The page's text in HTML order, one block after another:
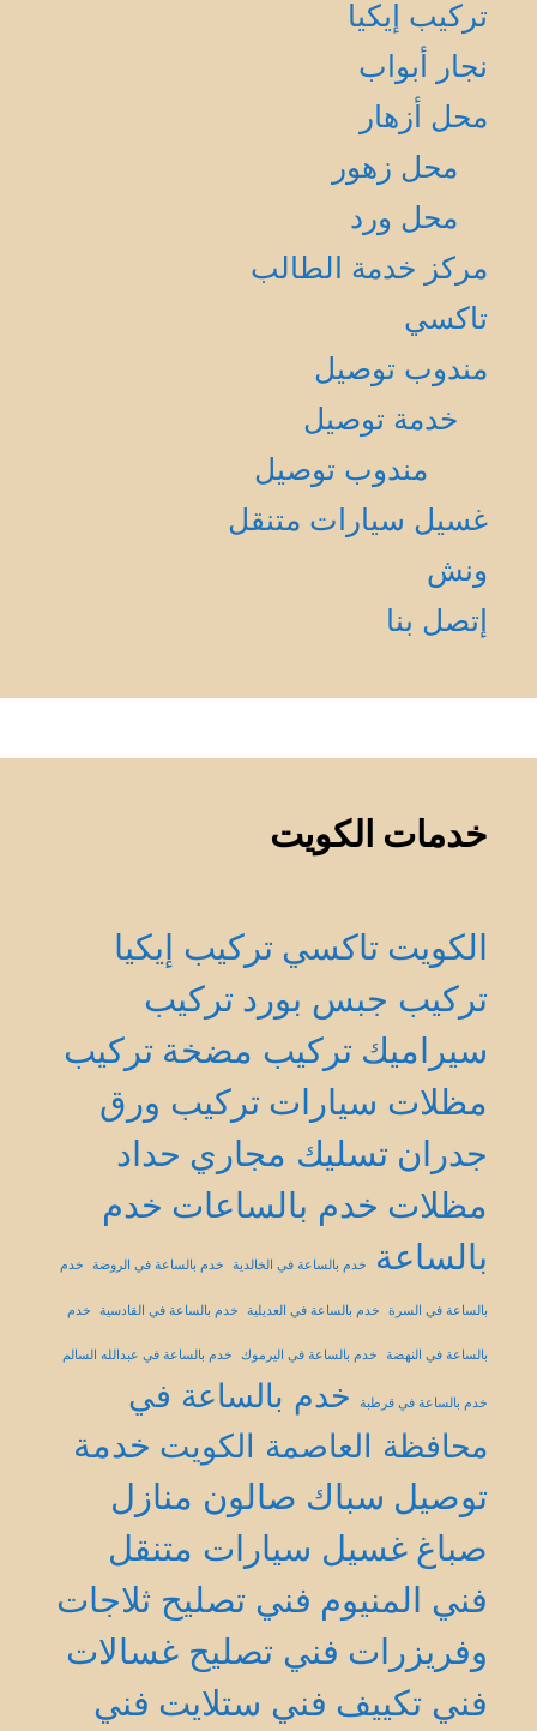
تركيب إيكيا
نجار أبواب
محل أزهار
محل زهور
محل ورد
مركز خدمة الطالب
تاكسي
مندوب توصيل
خدمة توصيل
مندوب توصيل
غسيل سيارات متنقل
ونش
إتصل بنا
خدمات الكويت
الكويت تاكسي تركيب إيكيا
تركيب جبس بورد تركيب
سيراميك تركيب مضخة تركيب
مظلات سيارات تركيب ورق
جدران تسليك مجاري حداد
مظلات خدم بالساعات خدم
بالساعة
خدم بالساعة في الخالدية خدم بالساعة في الروضة خدم
بالساعة في السرة خدم بالساعة في العديلية خدم بالساعة في القادسية خدم
بالساعة في النهضة خدم بالساعة في اليرموك خدم بالساعة في عبدالله السالم
خدم بالساعة في قرطبة
خدم بالساعة في
محافظة العاصمة الكويت خدمة
توصيل سباك صالون منازل
صباغ غسيل سيارات متنقل
فني المنيوم فني تصليح ثلاجات
وفريزرات فني تصليح غسالات
فني تكييف فني ستلايت فني